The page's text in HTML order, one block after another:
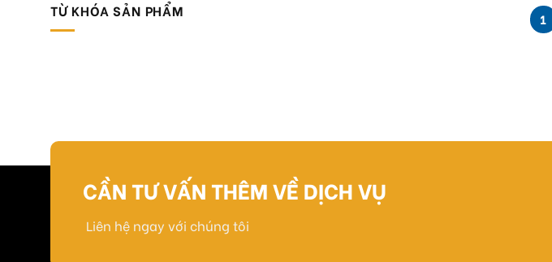
TỪ KHÓA SẢN PHẨM 1
CẦN TƯ VẤN THÊM VỀ DỊCH VỤ
Liên hệ ngay với chúng tôi